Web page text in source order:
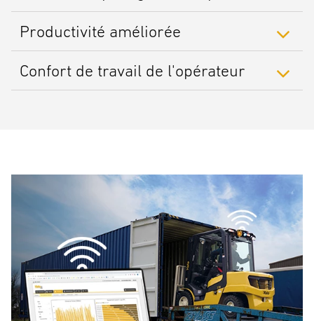
Productivité améliorée
Confort de travail de l'opérateur